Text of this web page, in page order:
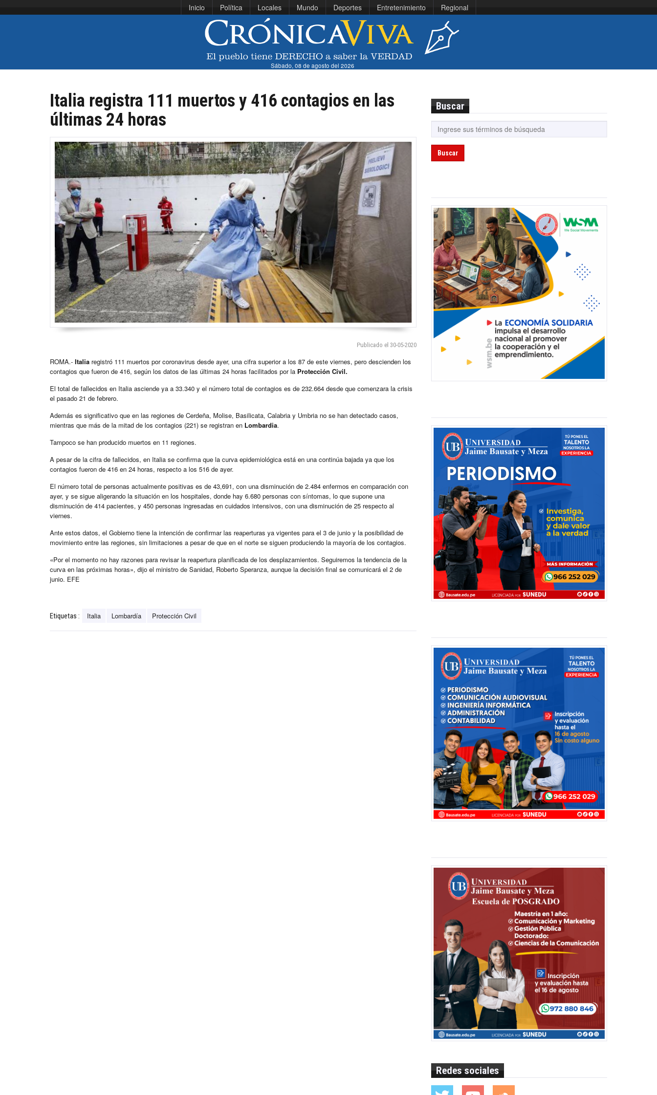
Inicio Política Locales Mundo Deportes Entretenimiento Regional
Sábado, 08 de agosto del 2026
Italia registra 111 muertos y 416 contagios en las
últimas 24 horas
Publicado el 30-05-2020
ROMA.- Italia registró 111 muertos por coronavirus desde ayer, una cifra superior a los 87 de este viernes, pero descienden los
contagios que fueron de 416, según los datos de las últimas 24 horas facilitados por la Protección Civil.
El total de fallecidos en Italia asciende ya a 33.340 y el número total de contagios es de 232.664 desde que comenzara la crisis
el pasado 21 de febrero.
Además es significativo que en las regiones de Cerdeña, Molise, Basilicata, Calabria y Umbria no se han detectado casos,
mientras que más de la mitad de los contagios (221) se registran en Lombardia.
Tampoco se han producido muertos en 11 regiones.
A pesar de la cifra de fallecidos, en Italia se confirma que la curva epidemiológica está en una continúa bajada ya que los
contagios fueron de 416 en 24 horas, respecto a los 516 de ayer.
El número total de personas actualmente positivas es de 43,691, con una disminución de 2.484 enfermos en comparación con
ayer, y se sigue aligerando la situación en los hospitales, donde hay 6.680 personas con síntomas, lo que supone una
disminución de 414 pacientes, y 450 personas ingresadas en cuidados intensivos, con una disminución de 25 respecto al
viernes.
Ante estos datos, el Gobierno tiene la intención de confirmar las reaperturas ya vigentes para el 3 de junio y la posibilidad de
movimiento entre las regiones, sin limitaciones a pesar de que en el norte se siguen produciendo la mayoría de los contagios.
«Por el momento no hay razones para revisar la reapertura planificada de los desplazamientos. Seguiremos la tendencia de la
curva en las próximas horas», dijo el ministro de Sanidad, Roberto Speranza, aunque la decisión final se comunicará el 2 de
junio. EFE
Etiquetas : Italia Lombardía Protección Civil
Buscar
Buscar
Redes sociales